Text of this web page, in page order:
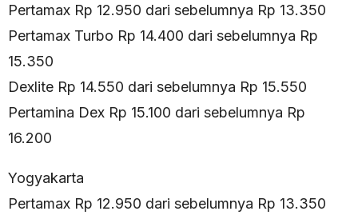
Pertamax Rp 12.950 dari sebelumnya Rp 13.350
Pertamax Turbo Rp 14.400 dari sebelumnya Rp
15.350
Dexlite Rp 14.550 dari sebelumnya Rp 15.550
Pertamina Dex Rp 15.100 dari sebelumnya Rp
16.200
Yogyakarta
Pertamax Rp 12.950 dari sebelumnya Rp 13.350